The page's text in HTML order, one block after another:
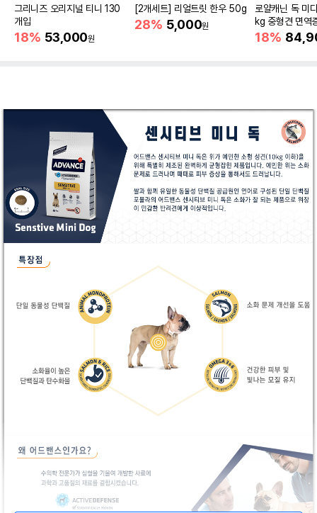
그리니즈 오리지널 티니 130
개입
18% 53,000원
[2개세트] 리얼트릿 한우 50g
28% 5,000원
로얄캐닌 독 미
kg 중형견 면역
18%